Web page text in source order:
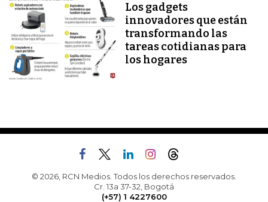
Los gadgets
innovadores que están
transformando las
tareas cotidianas para
los hogares
© 2026, RCN Medios. Todos los derechos reservados.
Cr. 13a 37-32, Bogotá
(+57) 1 4227600